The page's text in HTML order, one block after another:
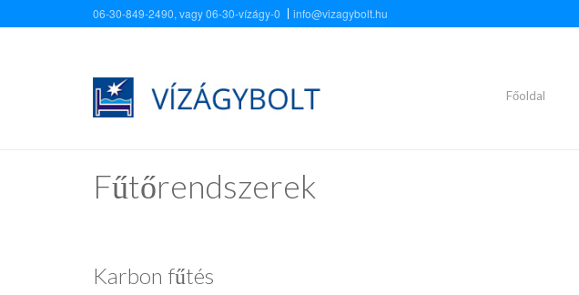
Ugrás a tartalomra06-30-849-2490, vagy 06-30-vízágy-0 info@vizagybolt.hu
Főoldal
Fűtőrendszerek
Karbon fűtés